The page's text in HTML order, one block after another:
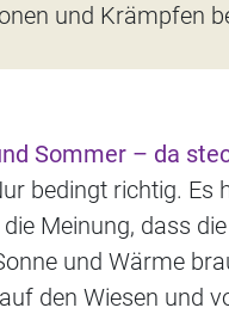
und Krämpfen
Sommer – da
bedingt richtig. Es
Meinung, dass
und Wärme
den Wiesen und